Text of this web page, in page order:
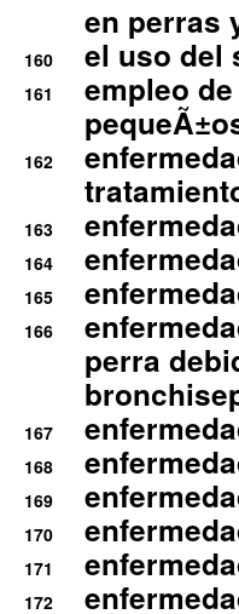
en perras
160 el uso del
161
empleo
162
163
164
165
166
perra
167
168
169
170
171
172